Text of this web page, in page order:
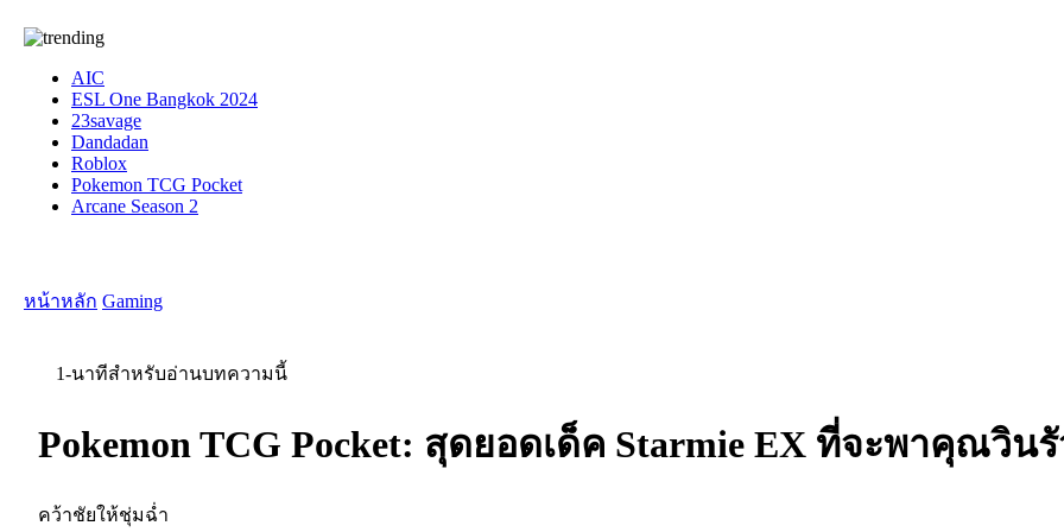
AIC
ESL One Bangkok 2024
23savage
Dandadan
Roblox
Pokemon TCG Pocket
Arcane Season 2
หน้าหลัก Gaming
1-นาทีสำหรับอ่านบทความนี้
Pokemon TCG Pocket: สุดยอดเด็ค Starmie EX ที่จะพาคุณวิน
คว้าชัยให้ชุ่มฉ่ำ